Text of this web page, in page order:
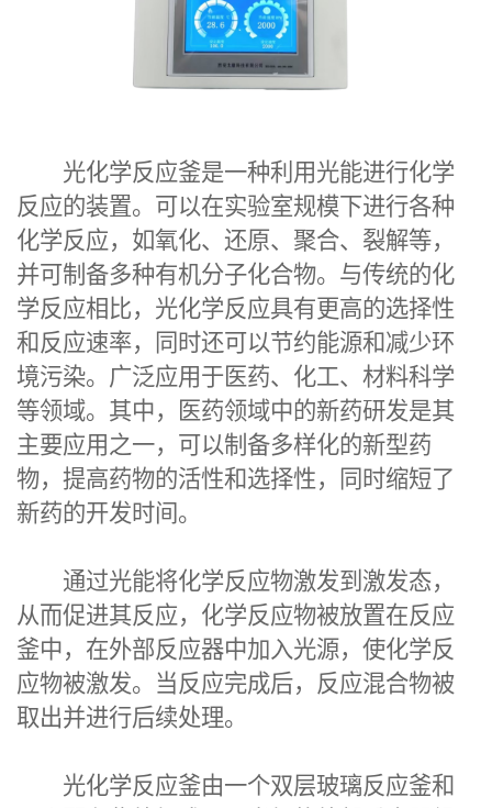
光化学反应釜是一种利用光能进行化学
反应的装置。可以在实验室规模下进行各种
化学反应，如氧化、还原、聚合、裂解等，
并可制备多种有机分子化合物。与传统的化
学反应相比，光化学反应具有更高的选择性
和反应速率，同时还可以节约能源和减少环
境污染。广泛应用于医药、化工、材料科学
等领域。其中，医药领域中的新药研发是其
主要应用之一，可以制备多样化的新型药
物，提高药物的活性和选择性，同时缩短了
新药的开发时间。
通过光能将化学反应物激发到激发态，
从而促进其反应，化学反应物被放置在反应
釜中，在外部反应器中加入光源，使化学反
应物被激发。当反应完成后，反应混合物被
取出并进行后续处理。
光化学反应釜由一个双层玻璃反应釜和